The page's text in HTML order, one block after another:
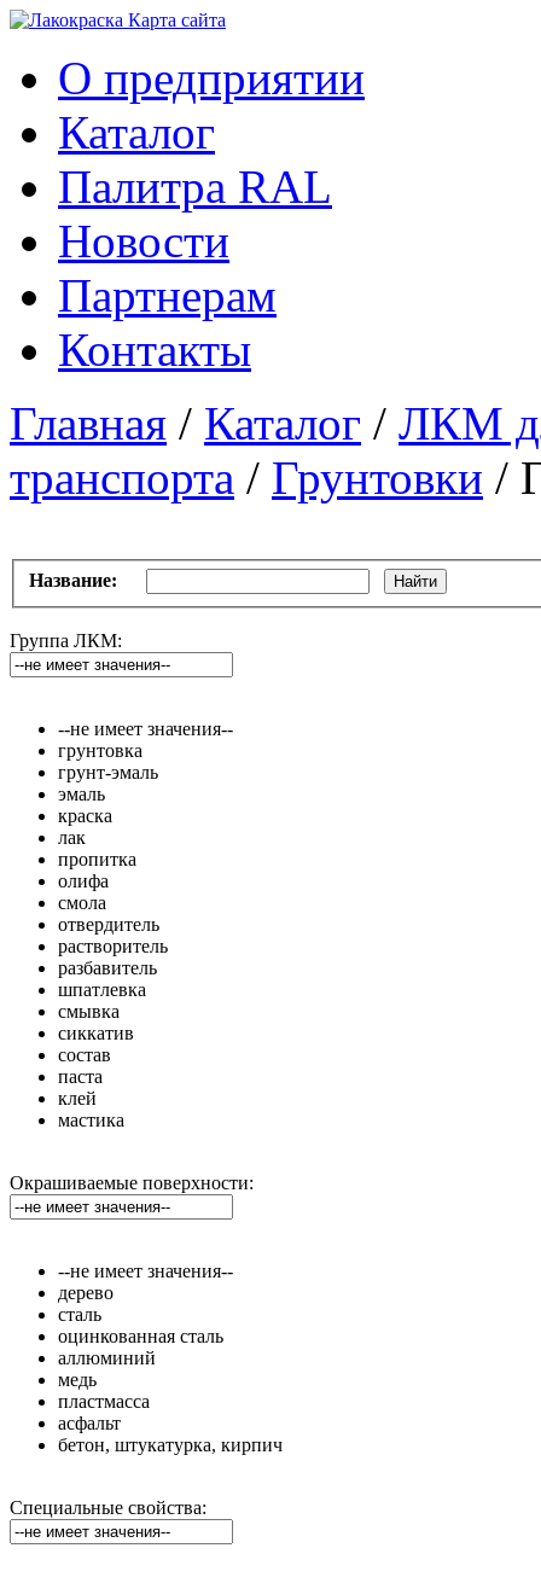
Карта сайтa
О предприятии
Каталог
Палитра RAL
Новости
Партнерам
Контакты
Главная / Каталог / ЛКМ
транспорта / Грунтовки /
Название: Найти
Группа ЛКМ:
--не имеет значения--
грунтовка
грунт-эмаль
эмаль
краска
лак
пропитка
олифа
смола
отвердитель
растворитель
разбавитель
шпатлевка
смывка
сиккатив
состав
паста
клей
мастика
Окрашиваемые поверхности:
--не имеет значения--
дерево
сталь
оцинкованная сталь
аллюминий
медь
пластмасса
асфальт
бетон, штукатурка, кирпич
Специальные свойства: